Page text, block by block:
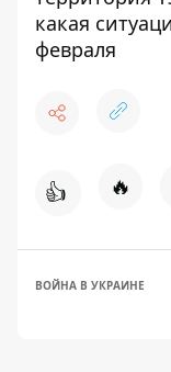
какая
февраля
👍 🔥
ВОЙНА В УКРАИНЕ